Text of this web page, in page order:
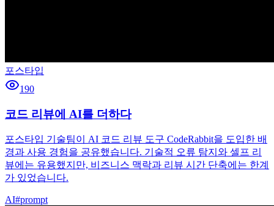
포스타입
190
코드 리뷰에 AI를 더하다
포스타입 기술팀이 AI 코드 리뷰 도구 CodeRabbit을 도입한 배
경과 사용 경험을 공유했습니다. 기술적 오류 탐지와 셀프 리
뷰에는 유용했지만, 비즈니스 맥락과 리뷰 시간 단축에는 한계
가 있었습니다.
AI#prompt